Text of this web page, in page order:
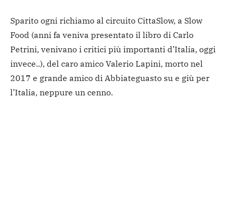
Sparito ogni richiamo al circuito CittaSlow, a Slow
Food (anni fa veniva presentato il libro di Carlo
Petrini, venivano i critici più importanti d’Italia, oggi
invece..), del caro amico Valerio Lapini, morto nel
2017 e grande amico di Abbiateguasto su e giù per
l’Italia, neppure un cenno.